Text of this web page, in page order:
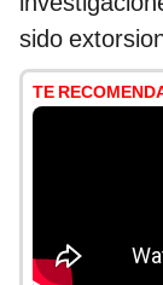
sido
TE